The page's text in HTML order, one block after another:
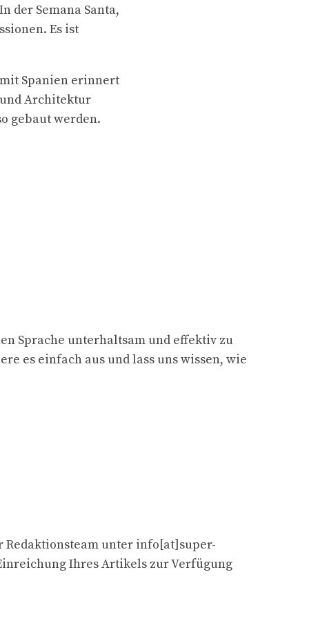
der Semana Santa,
Es ist
Spanien erinnert
Architektur
gebaut werden.
Sprache unterhaltsam und effektiv zu
es einfach aus und lass uns wissen, wie
Redaktionsteam unter info[at]super-
Ihres Artikels zur Verfügung